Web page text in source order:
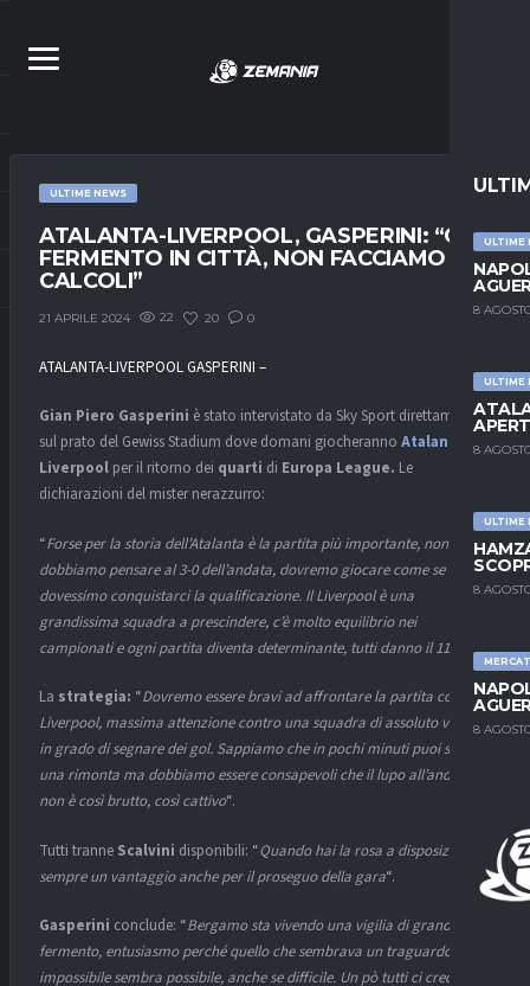
ULTIME
8
ULTIME
8
ULTIME
8
8
ULTIME NEWS
ATALANTA-LIVERPOOL, GASPERINI: “C’È
FERMENTO IN CITTÀ, NON FACCIAMO
CALCOLI”
21 APRILE 2024 22 20 0
ATALANTA-LIVERPOOL GASPERINI –
Gian Piero Gasperini è stato intervistato da Sky Sport direttamente
sul prato del Gewiss Stadium dove domani giocheranno Atalanta
e
Liverpool per il ritorno dei quarti di Europa League. Le
dichiarazioni del mister nerazzurro:
“Forse per la storia dell’Atalanta è la partita più importante, non
dobbiamo pensare al 3-0 dell’andata, dovremo giocare come se
dovessimo conquistarci la qualificazione. Il Liverpool è una
grandissima squadra a prescindere, c’è molto equilibrio nei
campionati e ogni partita diventa determinante, tutti danno il 110%
“.
La strategia: “Dovremo essere bravi ad affrontare la partita come a
Liverpool, massima attenzione contro una squadra di assoluto valore
in grado di segnare dei gol. Sappiamo che in pochi minuti puoi subire
una rimonta ma dobbiamo essere consapevoli che il lupo all’andata
non è così brutto, così cattivo“.
Tutti tranne Scalvini disponibili: “Quando hai la rosa a disposizione è
sempre un vantaggio anche per il proseguo della gara“.
Gasperini conclude: “Bergamo sta vivendo una vigilia di grande
fermento, entusiasmo perché quello che sembrava un traguardo
impossibile sembra possibile, anche se difficile. Un pò tutti ci crediamo